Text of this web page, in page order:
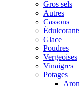
Gros sels
Autres
Cassons
Glace
Poudres
Vergeoises
Vinaigres
Potages